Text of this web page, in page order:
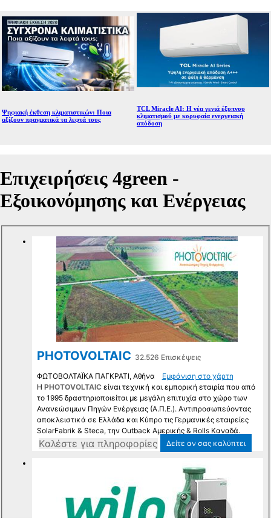
Ψηφιακή έκθεση κλιματιστικών: Ποια
αξίζουν πραγματικά τα λεφτά τους
TCL Miracle AI: Η νέα γενιά έξυπνου
κλιματισμού με κορυφαία ενεργειακή
απόδοση